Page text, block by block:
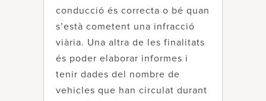
conducció és correcta o bé quan
s’està cometent una infracció
viària. Una altra de les finalitats
és poder elaborar informes i
tenir dades del nombre de
vehicles que han circulat durant